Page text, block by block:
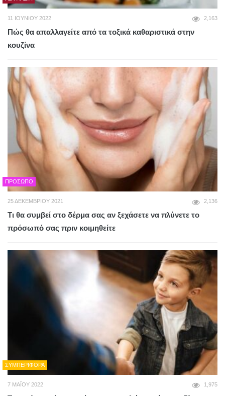
11 ΙΟΥΝΊΟΥ 2022 2,163
Πώς θα απαλλαγείτε από τα τοξικά καθαριστικά στην
κουζίνα
ΠΡΌΣΩΠΟ
25 ΔΕΚΕΜΒΡΊΟΥ 2021 2,136
Τι θα συμβεί στο δέρμα σας αν ξεχάσετε να πλύνετε το
πρόσωπό σας πριν κοιμηθείτε
ΣΥΜΠΕΡΙΦΟΡΆ
7 ΜΑΪ́ΟΥ 2022 1,975